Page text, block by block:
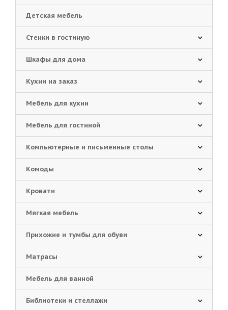
Детская мебель
Стенки в гостиную
Шкафы для дома
Кухни на заказ
Мебель для кухни
Мебель для гостиной
Компьютерные и письменные столы
Комоды
Кровати
Мягкая мебель
Прихожие и тумбы для обуви
Матрасы
Мебель для ванной
Библиотеки и стеллажи